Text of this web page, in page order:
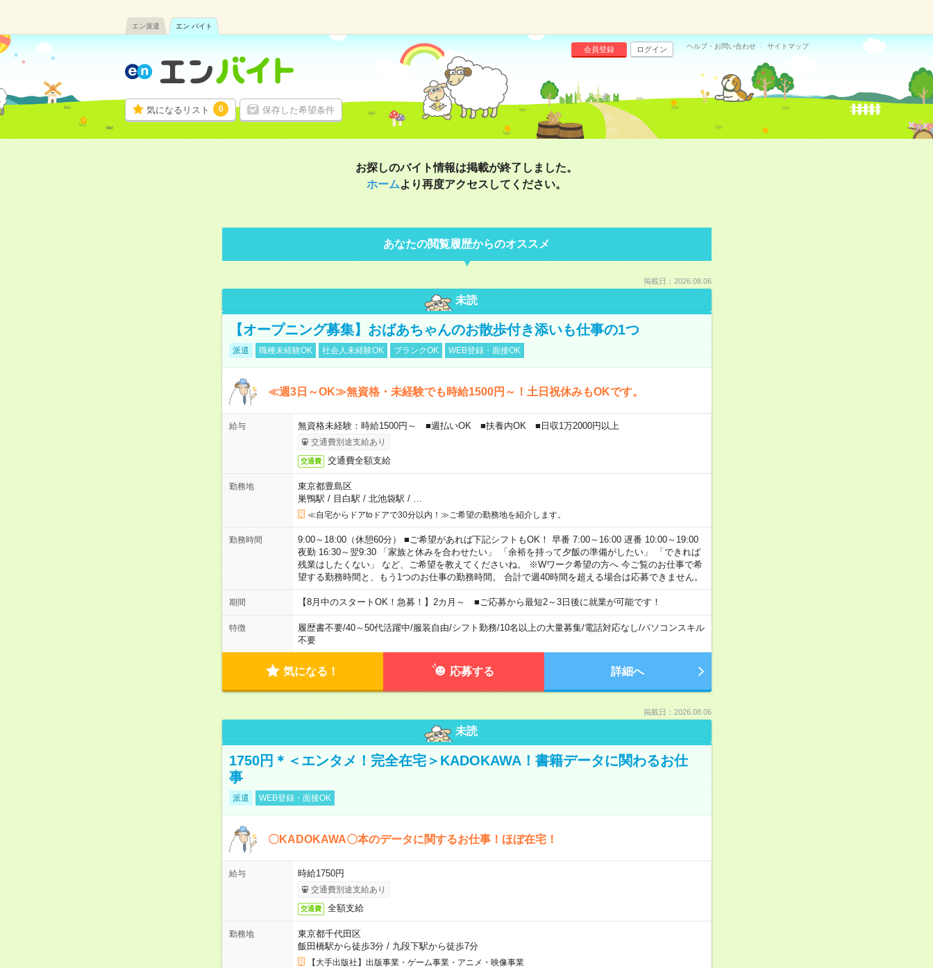
エン派遣 エン バイト
気になるリスト 0 保存した希望条件
会員登録 ログイン ヘルプ・お問い合わせ サイトマップ
お探しのバイト情報は掲載が終了しました。
ホームより再度アクセスしてください。
あなたの閲覧履歴からのオススメ
掲載日：2026.08.06
未読
【オープニング募集】おばあちゃんのお散歩付き添いも仕事の1つ
派遣 職種未経験OK 社会人未経験OK ブランクOK WEB登録・面接OK
≪週3日～OK≫無資格・未経験でも時給1500円～！土日祝休みもOKです。
給与 無資格未経験：時給1500円～ ■週払いOK ■扶養内OK ■日収1万2000円以上
交通費別途支給あり
交通費 交通費全額支給
勤務地
東京都豊島区
巣鴨駅 / 目白駅 / 北池袋駅 / …
≪自宅からドアtoドアで30分以内！≫ご希望の勤務地を紹介します。
勤務時間
9:00～18:00（休憩60分） ■ご希望があれば下記シフトもOK！ 早番 7:00～16:00 遅番 10:00～19:00
夜勤 16:30～翌9:30 「家族と休みを合わせたい」 「余裕を持って夕飯の準備がしたい」 「できれば
残業はしたくない」 など、ご希望を教えてくださいね。 ※Wワーク希望の方へ 今ご覧のお仕事で希
望する勤務時間と、もう1つのお仕事の勤務時間。 合計で週40時間を超える場合は応募できません。
期間 【8月中のスタートOK！急募！】2カ月～ ■ご応募から最短2～3日後に就業が可能です！
特徴 履歴書不要/40～50代活躍中/服装自由/シフト勤務/10名以上の大量募集/電話対応なし/パソコンスキル
不要
気になる！ 応募する 詳細へ
掲載日：2026.08.06
未読
1750円＊＜エンタメ！完全在宅＞KADOKAWA！書籍データに関わるお仕
事
派遣 WEB登録・面接OK
〇KADOKAWA〇本のデータに関するお仕事！ほぼ在宅！
給与 時給1750円
交通費別途支給あり
交通費 全額支給
勤務地
東京都千代田区
飯田橋駅から徒歩3分/ 九段下駅から徒歩7分
【大手出版社】出版事業・ゲーム事業・アニメ・映像事業